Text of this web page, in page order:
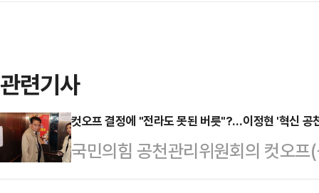
관련기사
컷오프 결정에 "전라도 못된 버릇"?…이정현 '혁신 공
국민의힘 공천관리위원회의 컷오
반발하면서 갈등이 커지고 있다. 충